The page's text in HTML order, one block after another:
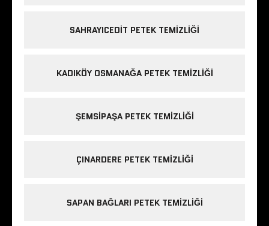
SAHRAYICEDIT PETEK TEMIZLIĞI
KADIKÖY OSMANAĞA PETEK TEMIZLIĞI
ŞEMSIPAŞA PETEK TEMIZLIĞI
ÇINARDERE PETEK TEMIZLIĞI
SAPAN BAĞLARI PETEK TEMIZLIĞI